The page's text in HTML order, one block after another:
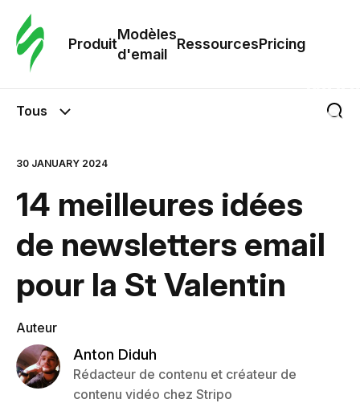
Produit
Modèles
d'email
RessourcesPricing
Tous
30 JANUARY 2024
14 meilleures idées
de newsletters email
pour la St Valentin
Auteur
Anton Diduh
Rédacteur de contenu et créateur de
contenu vidéo chez Stripo